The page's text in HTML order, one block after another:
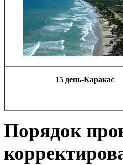
15 день-Каракас
Порядок